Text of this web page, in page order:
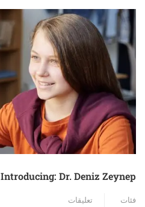
Introducing: Dr. Deniz Zeynep
فئات تعليقات